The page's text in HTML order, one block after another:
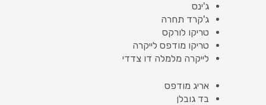
ג'ינס
ג'קרד תחרה
טריקו לורקס
טריקו מודפס לייקרה
לייקרה מלמלה דו צדדי
אריג מודפס
בד גובלן